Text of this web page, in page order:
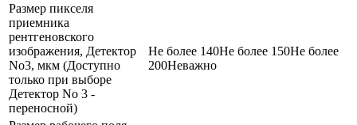
Размер пикселя
приемника
рентгеновского
изображения, Детектор
No3, мкм (Доступно
только при выборе
Детектор No 3 -
переносной)
Не более 140Не более 150Не более
200Неважно